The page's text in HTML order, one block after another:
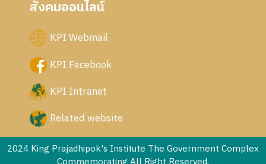
สังคมออนไลน์
KPI Webmail
KPI Facebook
KPI Intranet
Related website
2024 King Prajadhipok's Institute The Government Complex